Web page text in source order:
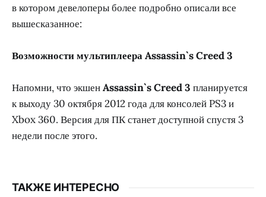
в котором девелоперы более подробно описали все
вышесказанное:
Возможности мультиплеера Assassin`s Creed 3
Напомни, что экшенAssassin`s Creed 3 планируется
к выходу 30 октября 2012 года для консолей PS3 и
Xbox 360. Версия для ПК станет доступной спустя 3
недели после этого.
ТАКЖЕ ИНТЕРЕСНО